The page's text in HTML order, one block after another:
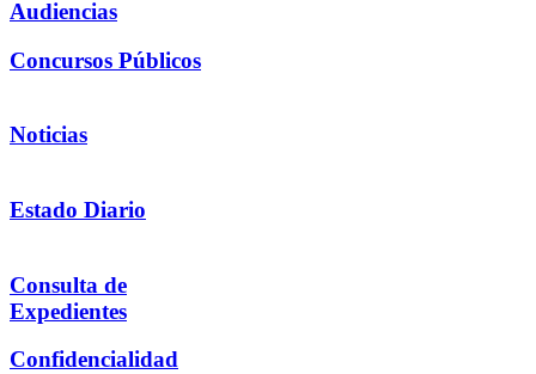
Audiencias
Concursos Públicos
Noticias
Estado Diario
Consulta de
Expedientes
Confidencialidad